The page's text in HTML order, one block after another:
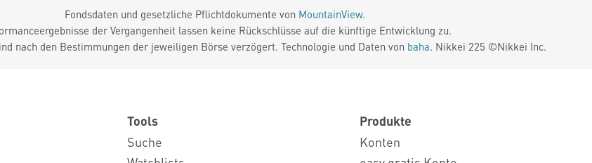
Fondsdaten und gesetzliche Pflichtdokumente von MountainView.
der Vergangenheit lassen keine Rückschlüsse auf die künftige Entwicklung zu.
nach den Bestimmungen der jeweiligen Börse verzögert. Technologie und Daten von baha. Nikkei 225 ©Nikkei Inc.
Tools
Suche
Produkte
Konten